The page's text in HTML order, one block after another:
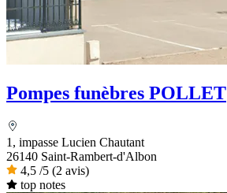
Pompes funèbres POLLET
1, impasse Lucien Chautant
26140 Saint-Rambert-d'Albon
4,5 /5 (2 avis)
top notes